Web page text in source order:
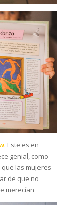
. Este es en
genial, como
las mujeres
de que no
merecían